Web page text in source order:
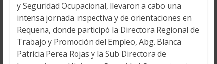
y Seguridad Ocupacional, llevaron a cabo una
intensa jornada inspectiva y de orientaciones en
Requena, donde participó la Directora Regional de
Trabajo y Promoción del Empleo, Abg. Blanca
Patricia Perea Rojas y la Sub Directora de